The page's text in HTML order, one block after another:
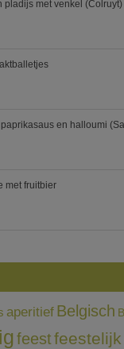
pladijs met venkel (Colruyt)
en halloumi
met fruitbier
aperitief Belgisch
feestfeestelijk